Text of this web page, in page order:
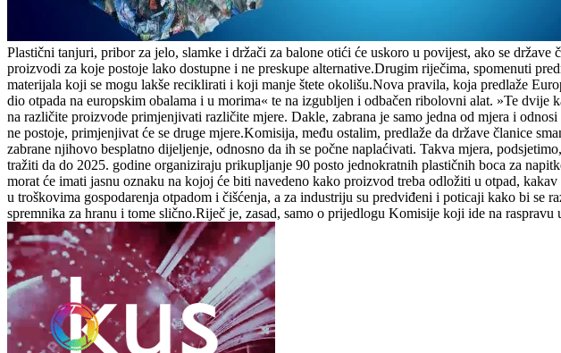
Plastični tanjuri, pribor za jelo, slamke i držači za balone otići će uskoro u povijest, ako se
proizvodi za koje postoje lako dostupne i ne preskupe alternative.Drugim riječima, spomenuti
materijala koji se mogu lakše reciklirati i koji manje štete okolišu.Nova pravila, koja predlaže
dio otpada na europskim obalama i u morima« te na izgubljen i odbačen ribolovni alat. »Te
na različite proizvode primjenjivati različite mjere. Dakle, zabrana je samo jedna od mjera i
ne postoje, primjenjivat će se druge mjere.Komisija, među ostalim, predlaže da države članice
zabrane njihovo besplatno dijeljenje, odnosno da ih se počne naplaćivati. Takva mjera,
tražiti da do 2025. godine organiziraju prikupljanje 90 posto jednokratnih plastičnih boca za
morat će imati jasnu oznaku na kojoj će biti navedeno kako proizvod treba odložiti u otpad,
u troškovima gospodarenja otpadom i čišćenja, a za industriju su predviđeni i poticaji kako bi
spremnika za hranu i tome slično.Riječ je, zasad, samo o prijedlogu Komisije koji ide na